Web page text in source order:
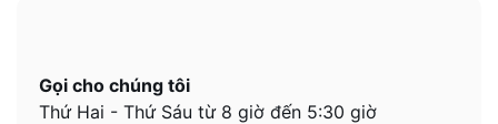
Gọi cho chúng tôi
Thứ Hai - Thứ Sáu từ 8 giờ đến 5:30 giờ